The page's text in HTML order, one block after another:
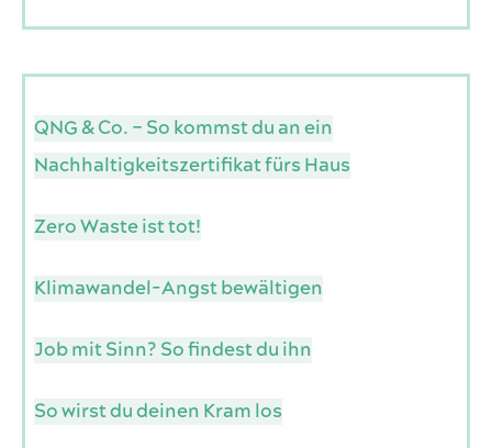
QNG & Co. – So kommst du an ein
Nachhaltigkeitszertifikat fürs Haus
Zero Waste ist tot!
Klimawandel-Angst bewältigen
Job mit Sinn? So findest du ihn
So wirst du deinen Kram los